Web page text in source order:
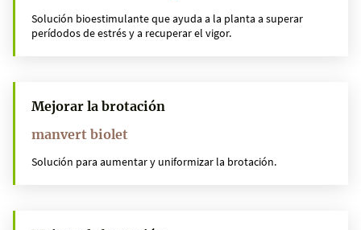
Solución bioestimulante que ayuda a la planta a superar
perídodos de estrés y a recuperar el vigor.
Mejorar la brotación
manvert biolet
Solución para aumentar y uniformizar la brotación.